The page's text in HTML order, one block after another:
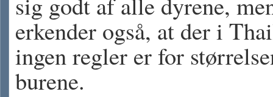
erkender også, at der i
ingen regler er for
burene.